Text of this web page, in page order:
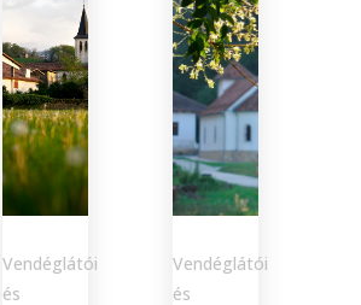
Vendéglátói
és
Vendéglátói
és